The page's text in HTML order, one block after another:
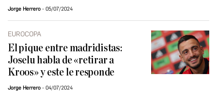
Jorge Herrero 05/07/2024
EUROCOPA
El pique entre madridistas:
Joselu habla de «retirar a
Kroos» y este le responde
Jorge Herrero 04/07/2024